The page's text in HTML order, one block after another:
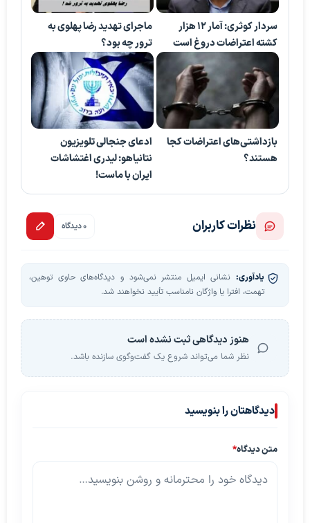
سردار کوثری: آمار ۱۲ هزار
کشته اعتراضات دروغ است
ماجرای تهدید رضا پهلوی به
ترور چه بود؟
بازداشتی‌های اعتراضات کجا
هستند؟
ادعای جنجالی تلویزیون
نتانیاهو: لیدری اغتشاشات
ایران با ماست!
نظرات کاربران 0 دیدگاه
یادآوری: نشانی ایمیل منتشر نمی‌شود و دیدگاه‌های حاوی توهین،
تهمت، افترا یا واژگان نامناسب تأیید نخواهند شد.
هنوز دیدگاهی ثبت نشده است
نظر شما می‌تواند شروع یک گفت‌وگوی سازنده باشد.
دیدگاهتان را بنویسید
متن دیدگاه*